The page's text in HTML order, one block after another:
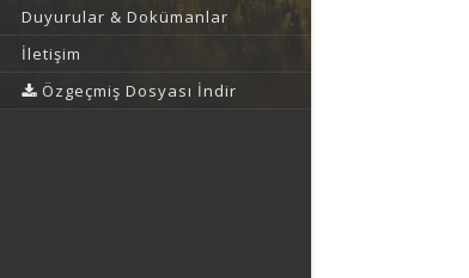
Duyurular & Dokümanlar
İletişim
Özgeçmiş Dosyası İndir